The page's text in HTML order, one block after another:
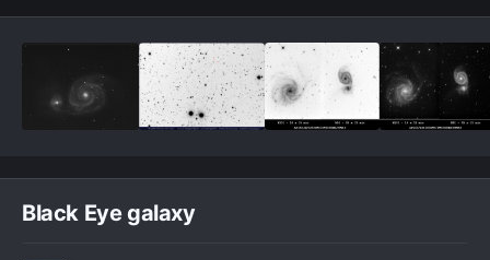
Black Eye galaxy